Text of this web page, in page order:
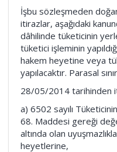
İşbu sözleşmeden
itirazlar, aşağıdaki
dâhilinde tüketicinin
tüketici işleminin
hakem heyetine veya
yapılacaktır. Parasal
28/05/2014 tarihinden
a) 6502 sayılı
68. Maddesi gereği
altında olan
heyetlerine,